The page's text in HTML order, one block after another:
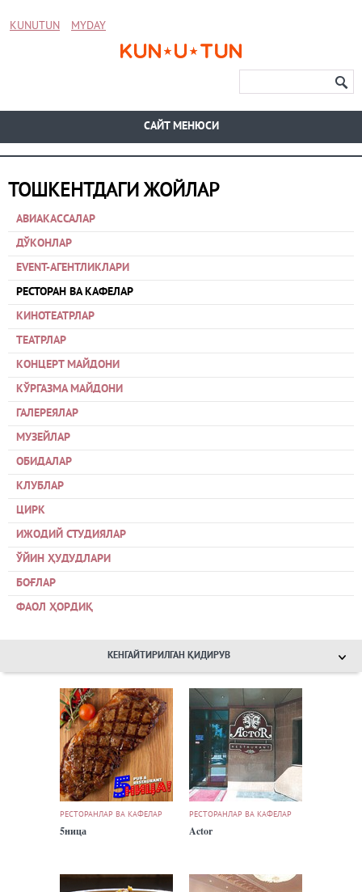
KUNUTUN MYDAY
CАЙТ МЕНЮСИ
ТОШКЕНТДАГИ ЖОЙЛАР
АВИАКАССАЛАР
ДЎКОНЛАР
EVENT-АГЕНТЛИКЛАРИ
РЕСТОРАН ВА КАФЕЛАР
КИНОТЕАТРЛАР
ТЕАТРЛАР
КОНЦЕРТ МАЙДОНИ
КЎРГАЗМА МАЙДОНИ
ГАЛЕРЕЯЛАР
МУЗЕЙЛАР
ОБИДАЛАР
КЛУБЛАР
ЦИРК
ИЖОДИЙ СТУДИЯЛАР
ЎЙИН ҲУДУДЛАРИ
БОҒЛАР
ФАОЛ ҲОРДИҚ
КЕНГАЙТИРИЛГАН ҚИДИРУВ
РЕСТОРАНЛАР ВА КАФЕЛАР
5ница
РЕСТОРАНЛАР ВА КАФЕЛАР
Actor